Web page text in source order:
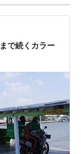
で続くカラー